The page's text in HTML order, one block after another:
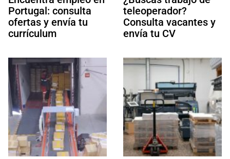
Portugal: consulta
ofertas y envía tu
currículum
teleoperador?
Consulta vacantes y
envía tu CV